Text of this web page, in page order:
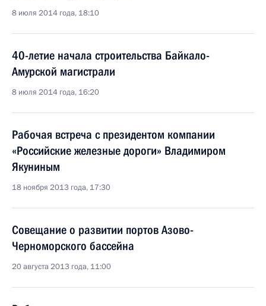
8 июля 2014 года, 18:10
40-летие начала строительства Байкало-
Амурской магистрали
8 июля 2014 года, 16:20
Рабочая встреча с президентом компании
«Российские железные дороги» Владимиром
Якуниным
18 ноября 2013 года, 17:30
Совещание о развитии портов Азово-
Черноморского бассейна
20 августа 2013 года, 11:00